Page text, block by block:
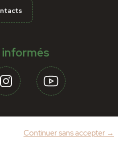
Continuer sans accepter →
informés